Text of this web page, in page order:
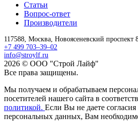
Статьи
Вопрос-ответ
Производители
117588, Москва, Новоясеневский проспект
+7 499 703–39–02
info@stroylf.ru
2026 © ООО "Строй Лайф"
Все права защищены.
Мы получаем и обрабатываем
посетителей нашего сайта в
политикой. Если Вы не даете
персональных данных, Вам